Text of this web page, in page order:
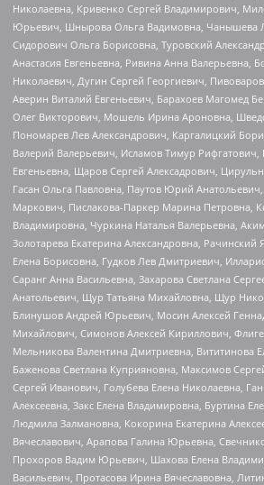
Николаевна, Кривенко Сергей Владимирович,
Юрьевич, Шнырова Ольга Вадимовна, Чанышева
Сидорович Ольга Борисовна, Туровский
Анастасия Евгеньевна, Ривина Анна Валерьевна,
Николаевич, Дугин Сергей Георгиевич,
Аверин Виталий Евгеньевич, Барахоев Магомед
Олег Викторович, Мошель Ирина Ароновна,
Пономарев Лев Александрович, Каргалицкий
Валерий Валерьевич, Исламов Тимур
Евгеньевна, Щаров Сергей Алексадрович,
Гасан Ольга Павловна, Паутов Юрий
Маркович, Пислакова-Паркер Марина Петровна,
Владимировна, Чуркина Наталья Валерьевна,
Золотарева Екатерина Александровна,
Елена Борисовна, Гудков Лев Дмитриевич,
Саранг Анна Васильевна, Захарова Светлана
Анатольевич, Щур Татьяна Михайловна, Щур
Блинушов Андрей Юрьевич, Мосин Алексей
Михайлович, Симонов Алексей Кириллович,
Мельникова Валентина Дмитриевна, Вититинова
Баженова Светлана Куприяновна, Максимов
Сергей Иванович, Голубева Елена Николаевна,
Алексеевна, Закс Елена Владимировна, Буртина
Людмила Залмановна, Кокорина Екатерина
Вячеславович, Арапова Галина Юрьевна,
Прохоров Вадим Юрьевич, Шахова Елена
Васильевич, Протасова Ирина Вячеславовна,